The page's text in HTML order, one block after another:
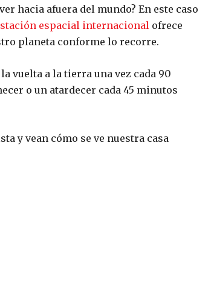
hacia afuera del mundo? En este caso
espacial internacional ofrece
planeta conforme lo recorre.
vuelta a la tierra una vez cada 90
o un atardecer cada 45 minutos
y vean cómo se ve nuestra casa